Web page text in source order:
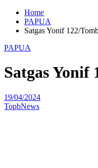
Home
PAPUA
Satgas Yonif 122/
PAPUA
Satgas
19/04/2024
TopbNews